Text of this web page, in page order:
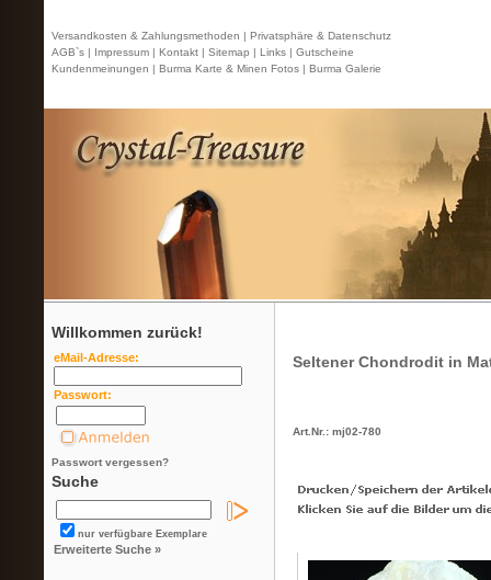
Versandkosten & Zahlungsmethoden | Privatsphäre & Datenschutz
AGB`s | Impressum | Kontakt | Sitemap | Links | Gutscheine
Kundenmeinungen | Burma Karte & Minen Fotos | Burma Galerie
Willkommen zurück!
eMail-Adresse:
Passwort:
Passwort vergessen?
Suche
nur verfügbare Exemplare
Erweiterte Suche »
Seltener Chondrodit in
Art.Nr.: mj02-780